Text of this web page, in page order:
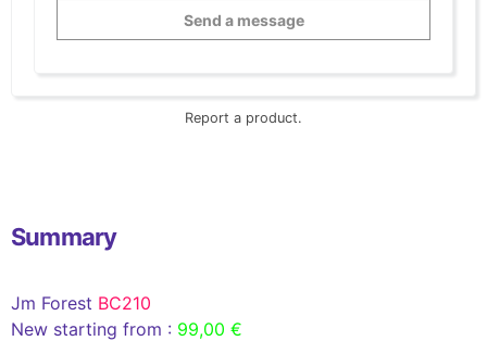
Send a message
Report a product.
Summary
Jm Forest BC210
New starting from : 99,00 €